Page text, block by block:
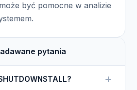
być pomocne w analizie
pytania